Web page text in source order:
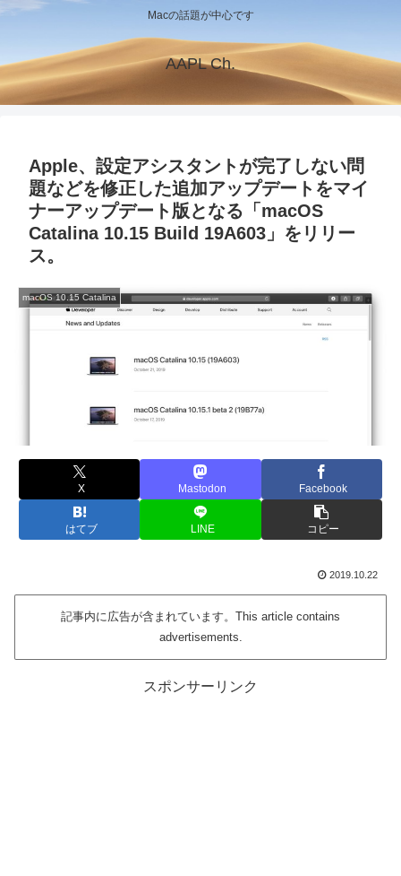
Macの話題が中心です
AAPL Ch.
Apple、設定アシスタントが完了しない問
題などを修正した追加アップデートをマイ
ナーアップデート版となる「macOS
Catalina 10.15 Build 19A603」をリリー
ス。
macOS 10.15 Catalina
X Mastodon Facebook
はてブ LINE コピー
2019.10.22
記事内に広告が含まれています。This article contains
advertisements.
スポンサーリンク